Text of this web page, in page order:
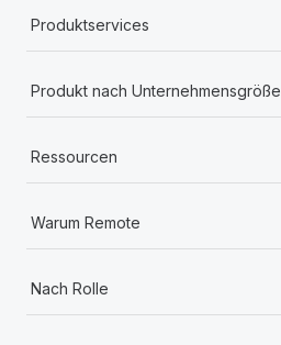
Produktservices
Produkt nach Unternehmensgröße
Ressourcen
Warum Remote
Nach Rolle